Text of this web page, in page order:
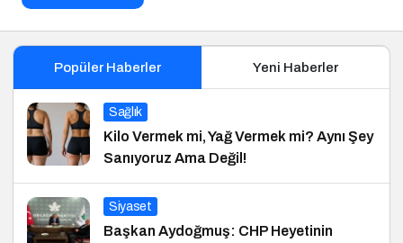
Popüler Haberler Yeni Haberler
Sağlık
Kilo Vermek mi, Yağ Vermek mi? Aynı Şey
Sanıyoruz Ama Değil!
Siyaset
Başkan Aydoğmuş: CHP Heyetinin